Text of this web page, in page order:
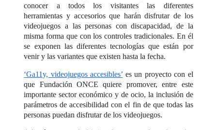
conocer a todos los visitantes las diferentes
herramientas y accesorios que harán disfrutar de los
videojuegos a las personas con discapacidad, de la
misma forma que con los controles tradicionales. En él
se exponen las diferentes tecnologías que están por
venir y las variantes que existen hasta la fecha.
‘Ga11y, videojuegos accesibles’ es un proyecto con el
que Fundación ONCE quiere promover, entre este
importante sector económico y de ocio, la inclusión de
parámetros de accesibilidad con el fin de que todas las
personas puedan disfrutar de los videojuegos.